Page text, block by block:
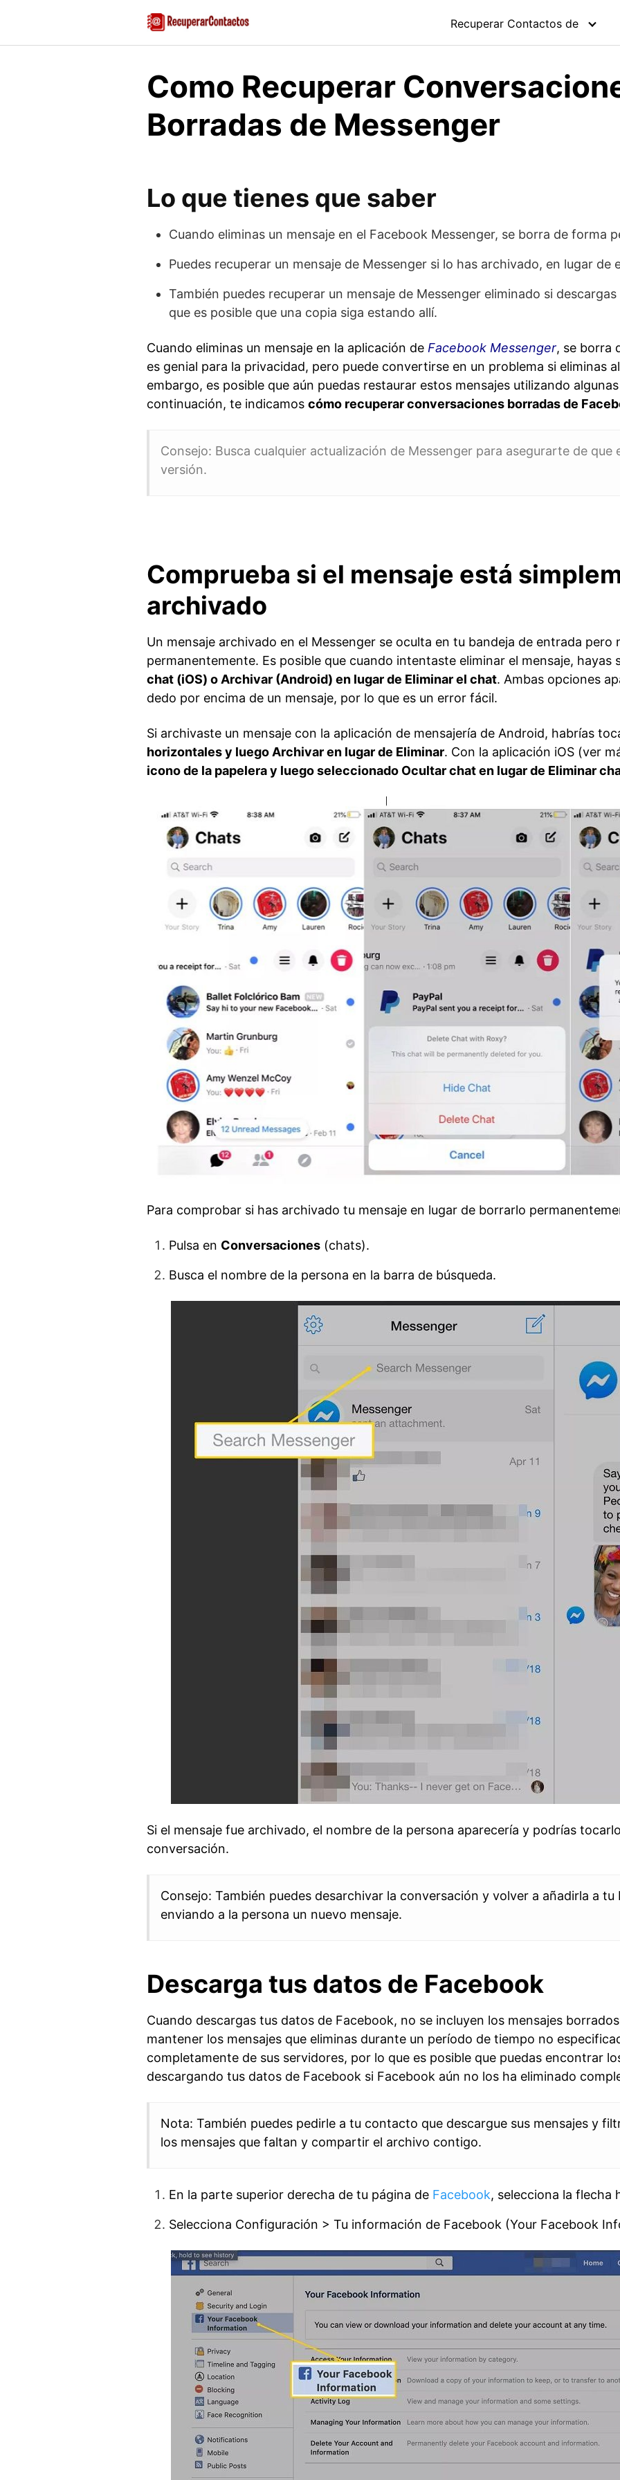
Recuperar Contactos de
Como Recuperar
Borradas de Messenger
Lo que tienes que saber
Cuando eliminas un mensaje en el Facebook Messenger, se borra de forma
Puedes recuperar un mensaje de Messenger si lo has archivado, en lugar de
También puedes recuperar un mensaje de Messenger eliminado si
que es posible que una copia siga estando allí.
Cuando eliminas un mensaje en la aplicación de Facebook Messenger, se borra
es genial para la privacidad, pero puede convertirse en un problema si eliminas
embargo, es posible que aún puedas restaurar estos mensajes utilizando
continuación, te indicamos cómo recuperar conversaciones borradas de
Consejo: Busca cualquier actualización de Messenger para asegurarte de que
versión.
Comprueba si el mensaje está
archivado
Un mensaje archivado en el Messenger se oculta en tu bandeja de entrada pero
permanentemente. Es posible que cuando intentaste eliminar el mensaje, hayas
chat (iOS) o Archivar (Android) en lugar de Eliminar el chat. Ambas opciones
dedo por encima de un mensaje, por lo que es un error fácil.
Si archivaste un mensaje con la aplicación de mensajería de Android, habrías
horizontales y luego Archivar en lugar de Eliminar. Con la aplicación iOS (ver
icono de la papelera y luego seleccionado Ocultar chat en lugar de Eliminar
Para comprobar si has archivado tu mensaje en lugar de borrarlo
Pulsa en Conversaciones (chats).
Busca el nombre de la persona en la barra de búsqueda.
Si el mensaje fue archivado, el nombre de la persona aparecería y podrías
conversación.
Consejo: También puedes desarchivar la conversación y volver a añadirla a
enviando a la persona un nuevo mensaje.
Descarga tus datos de Facebook
Cuando descargas tus datos de Facebook, no se incluyen los mensajes
mantener los mensajes que eliminas durante un período de tiempo no
completamente de sus servidores, por lo que es posible que puedas encontrar
descargando tus datos de Facebook si Facebook aún no los ha eliminado
Nota: También puedes pedirle a tu contacto que descargue sus mensajes y
los mensajes que faltan y compartir el archivo contigo.
En la parte superior derecha de tu página de Facebook, selecciona la flecha
Selecciona Configuración > Tu información de Facebook (Your Facebook